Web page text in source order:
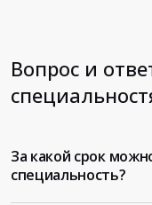
Вопрос и
За какой срок
специальность?